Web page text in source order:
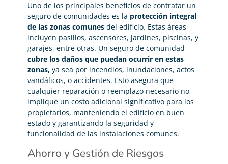
Uno de los principales beneficios de contratar un
seguro de comunidades es la protección integral
de las zonas comunes del edificio. Estas áreas
incluyen pasillos, ascensores, jardines, piscinas, y
garajes, entre otras. Un seguro de comunidad
cubre los daños que puedan ocurrir en estas
zonas, ya sea por incendios, inundaciones, actos
vandálicos, o accidentes. Esto asegura que
cualquier reparación o reemplazo necesario no
implique un costo adicional significativo para los
propietarios, manteniendo el edificio en buen
estado y garantizando la seguridad y
funcionalidad de las instalaciones comunes.
Ahorro y Gestión de Riesgos